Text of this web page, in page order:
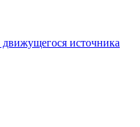
движущегося источника